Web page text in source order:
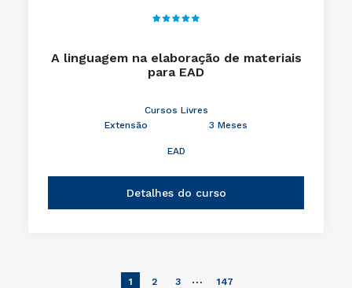
A linguagem na elaboração de materiais
para EAD
Cursos Livres
Extensão
3 Meses
EAD
Detalhes do curso
1 2 3 … 147